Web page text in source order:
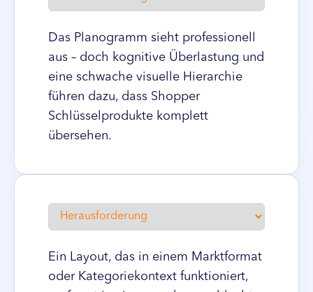
Das Planogramm sieht professionell
aus – doch kognitive Überlastung und
eine schwache visuelle Hierarchie
führen dazu, dass Shopper
Schlüsselprodukte komplett
übersehen.
Ein Layout, das in einem Marktformat
oder Kategoriekontext funktioniert,